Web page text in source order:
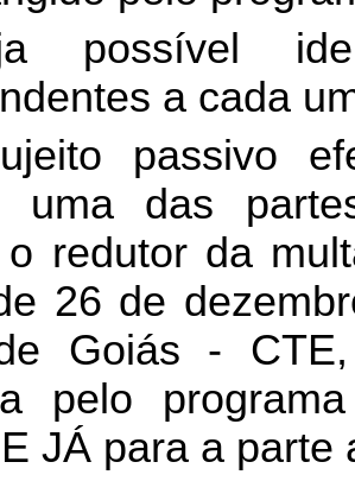
possível
a cada
passivo
uma das
o redutor da
26 de
Goiás -
pelo
JÁ para a parte